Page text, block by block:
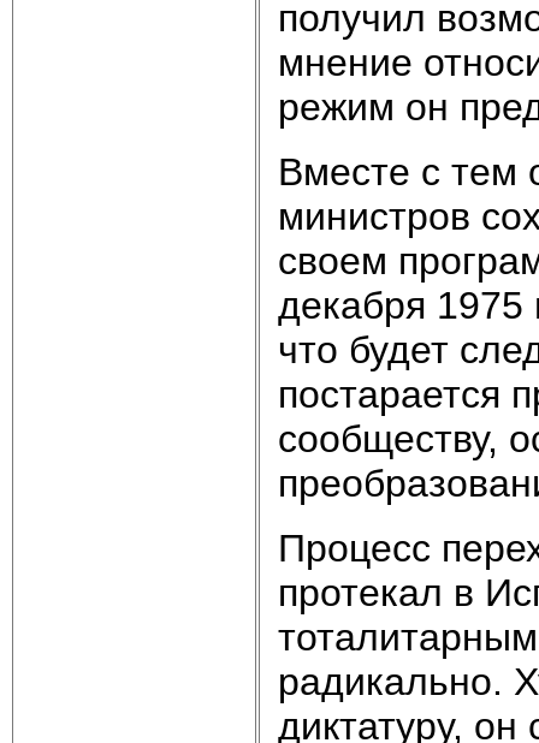
получил
мнение
режим он
Вместе с тем
министров
своем
декабря 1975
что будет
постарается
сообществу,
Процесс
протекал в
радикально.
диктатуру,